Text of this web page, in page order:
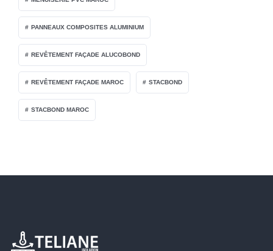
PANNEAUX COMPOSITES ALUMINIUM
REVÊTEMENT FAÇADE ALUCOBOND
REVÊTEMENT FAÇADE MAROC STACBOND
STACBOND MAROC